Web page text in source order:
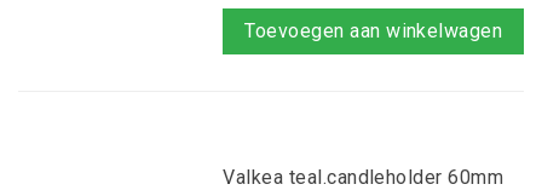
Toevoegen aan winkelwagen
Valkea teal.candleholder 60mm